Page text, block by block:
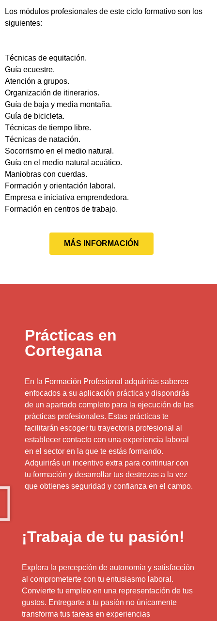
Los módulos profesionales de este ciclo formativo son los
siguientes:
Técnicas de equitación.
Guía ecuestre.
Atención a grupos.
Organización de itinerarios.
Guía de baja y media montaña.
Guía de bicicleta.
Técnicas de tiempo libre.
Técnicas de natación.
Socorrismo en el medio natural.
Guía en el medio natural acuático.
Maniobras con cuerdas.
Formación y orientación laboral.
Empresa e iniciativa emprendedora.
Formación en centros de trabajo.
MÁS INFORMACIÓN
Prácticas en
Cortegana
En la Formación Profesional adquirirás saberes
enfocados a su aplicación práctica y dispondrás
de un apartado completo para la ejecución de las
prácticas profesionales. Estas prácticas te
facilitarán escoger tu trayectoria profesional al
establecer contacto con una experiencia laboral
en el sector en la que te estás formando.
Adquirirás un incentivo extra para continuar con
tu formación y desarrollar tus destrezas a la vez
que obtienes seguridad y confianza en el campo.
¡Trabaja de tu pasión!
Explora la percepción de autonomía y satisfacción
al comprometerte con tu entusiasmo laboral.
Convierte tu empleo en una representación de tus
gustos. Entregarte a tu pasión no únicamente
transforma tus tareas en experiencias